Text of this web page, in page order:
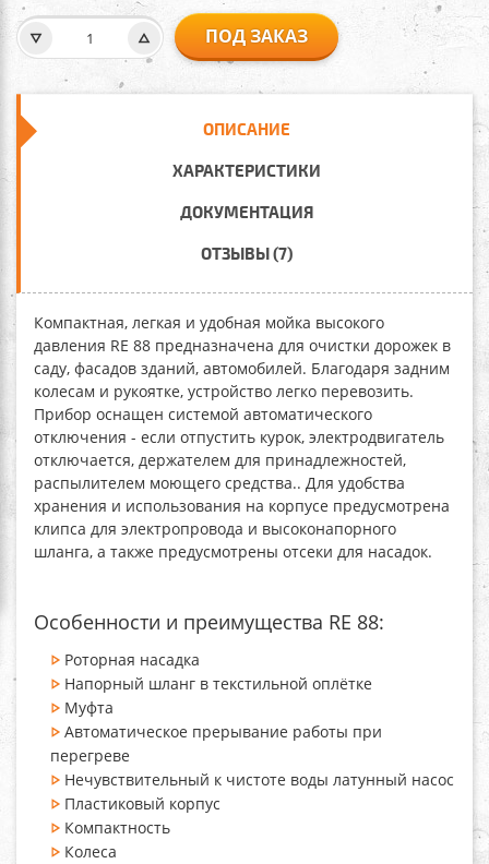
ПОД ЗАКАЗ
ОПИСАНИЕ
ХАРАКТЕРИСТИКИ
ДОКУМЕНТАЦИЯ
ОТЗЫВЫ (7)
Компактная, легкая и удобная мойка высокого
давления RE 88 предназначена для очистки дорожек в
саду, фасадов зданий, автомобилей. Благодаря задним
колесам и рукоятке, устройство легко перевозить.
Прибор оснащен системой автоматического
отключения - если отпустить курок, электродвигатель
отключается, держателем для принадлежностей,
распылителем моющего средства.. Для удобства
хранения и использования на корпусе предусмотрена
клипса для электропровода и высоконапорного
шланга, а также предусмотрены отсеки для насадок.
Особенности и преимущества RE 88:
Роторная насадка
Напорный шланг в текстильной оплётке
Муфта
Автоматическое прерывание работы при
перегреве
Нечувствительный к чистоте воды латунный насос
Пластиковый корпус
Компактность
Колеса